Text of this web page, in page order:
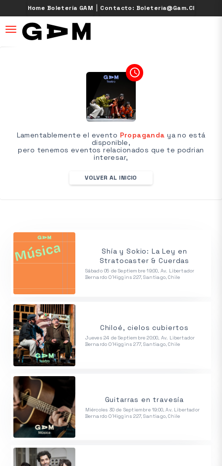
Home Boletería GAM | Contacto: Boleteria@gam.cl
desplegar navegación
access_time
Lamentablemente el evento Propaganda ya no está
disponible,
pero tenemos eventos relacionados que te podrian
interesar,
VOLVER AL INICIO
Shía y Sokio: La Ley en
Stratocaster & Cuerdas
Sábado 05 de Septiembre 19:00, Av. Libertador
Bernardo O'Higgins 227, Santiago, Chile
Chiloé, cielos cubiertos
Jueves 24 de Septiembre 20:00, Av. Libertador
Bernardo O'Higgins 277, Santiago, Chile
Guitarras en travesía
Miércoles 30 de Septiembre 19:00, Av. Libertador
Bernardo O'Higgins 227, Santiago, Chile